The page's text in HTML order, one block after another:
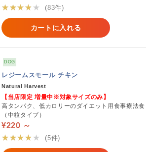
★★★★★
(83件)
カートに入れる
DOG
レジームスモール チキン
Natural Harvest
【当店限定 増量中※対象サイズのみ】
高タンパク、低カロリーのダイエット用食事療法食
（中粒タイプ）
¥220 ～
★★★★★
(5件)